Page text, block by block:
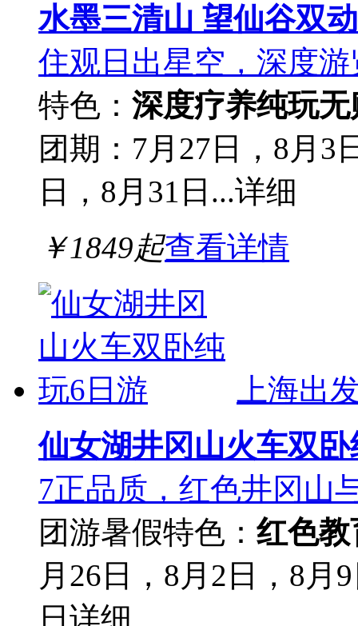
水墨三清山 望仙谷双
住观日出星空，深度
特色： 深度疗养纯玩无
团期：7月27日，8月3
日，8月31日...详细
￥1849起查看详情
上海出
仙女湖井冈山火车双
7正品质，红色井冈山
团游暑假特色： 红色教
月26日，8月2日，8月
日 详细